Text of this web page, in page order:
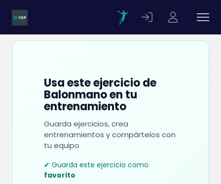
Usa este ejercicio de
Balonmano en tu
entrenamiento
Guarda ejercicios, crea
entrenamientos y compártelos con
tu equipo
✔ Guarda este ejercicio como
favorito